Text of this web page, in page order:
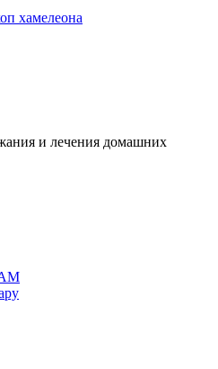
хамелеона
и лечения домашних